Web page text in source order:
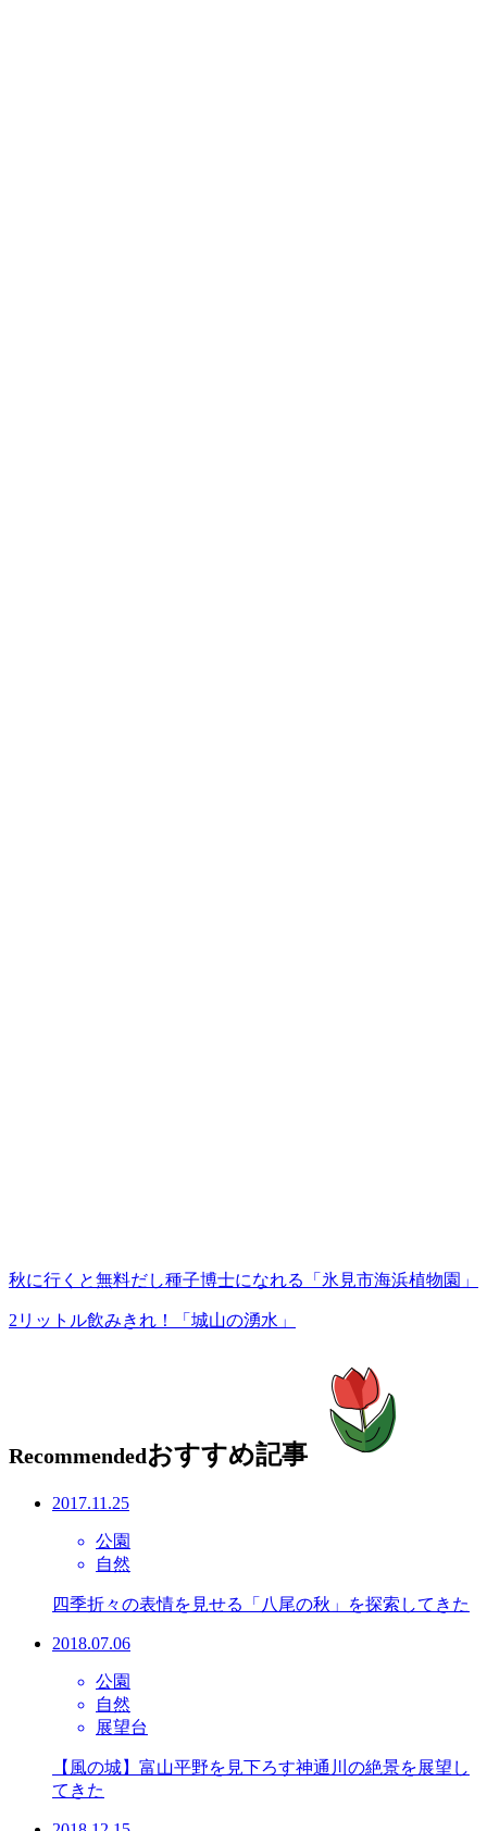
秋に行くと無料だし種子博士になれる「氷見市海浜植物園」
2リットル飲みきれ！「城山の湧水」
Recommendedおすすめ記事
2017.11.25
公園
自然
四季折々の表情を見せる「八尾の秋」を探索してきた
2018.07.06
公園
自然
展望台
【風の城】富山平野を見下ろす神通川の絶景を展望し
てきた